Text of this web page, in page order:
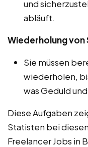
und
abläuft.
Wiederholung von
Sie müssen
wiederholen,
was Geduld
Diese Aufgaben
Statisten bei
Freelancer Jobs in